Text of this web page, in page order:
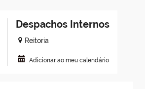
Despachos Internos
Reitoria
Adicionar ao meu calendário